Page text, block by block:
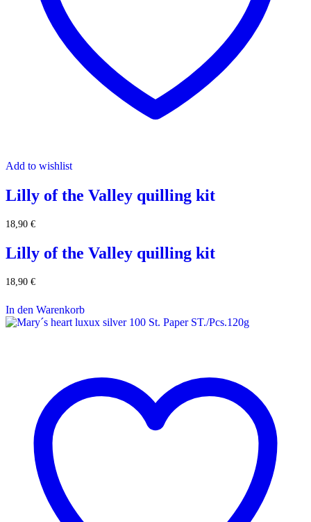
Add to wishlist
Lilly of the Valley quilling kit
18,90 €
Lilly of the Valley quilling kit
18,90 €
In den Warenkorb